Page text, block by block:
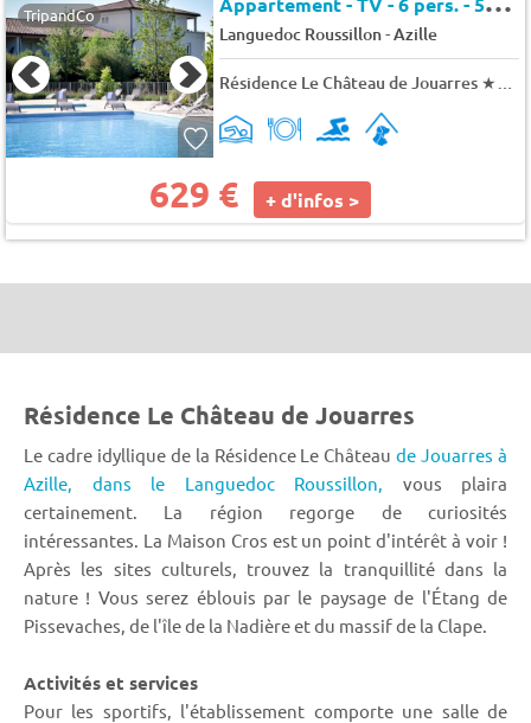
TripandCo
Languedoc Roussillon-Azille
Résidence Le Château de Jouarres ★★★
629 € + d'infos >
Résidence Le Château de Jouarres
Le cadre idyllique de la Résidence Le Châteaude Jouarres à
Azille,
dans le Languedoc Roussillon,
vous plaira
certainement. La région regorge de curiosités
intéressantes. La Maison Cros est un point d'intérêt à voir !
Après les sites culturels, trouvez la tranquillité dans la
nature ! Vous serez éblouis par le paysage de l'Étang de
Pissevaches, de l'île de la Nadière et du massif de la Clape.
Activités et services
Pour les sportifs, l'établissement comporte une salle de